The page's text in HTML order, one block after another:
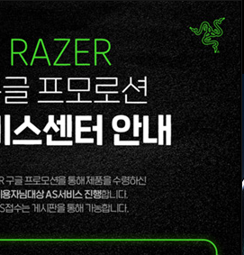
제품